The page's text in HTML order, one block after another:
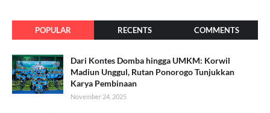
POPULAR RECENTS COMMENTS
Dari Kontes Domba hingga UMKM: Korwil
Madiun Unggul, Rutan Ponorogo Tunjukkan
Karya Pembinaan
November 24, 2025